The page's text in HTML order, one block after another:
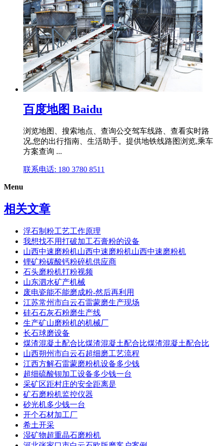
百度地图 Baidu
浏览地图、搜索地点、查询公交驾车线路、查看实时路
况,您的出行指南、生活助手。提供地铁线路图浏览,乘车
方案查询 ...
联系电话: 180 3780 8511
Menu
相关文章
浮石制粉工艺工作原理
我想找不用打破加工石膏粉的设备
山西中速磨粉机山西中速磨粉机山西中速磨粉机
锂矿粉碳酸钙粉碎机供应商
石头磨粉机打粉视频
山东泗水矿产机械
废电瓷能不能磨成粉-然后再利用
江苏常州市白云石雷蒙磨生产现场
硅石石灰石粉磨生产线
生产矿山磨粉机的机械厂
长石球磨设备
煤渣混凝土配合比煤渣混凝土配合比煤渣混凝土配合比
山西朔州市白云石超细磨工艺流程
江西方解石雷蒙磨粉机设备多少钱
超细硫酸钡加工设备多少钱一台
采矿区距村庄的安全距离是
矿石磨粉机监控仪器
砂光机多少钱一台
开个石材加工厂
希土开采
湿矿物超重晶石磨粉机